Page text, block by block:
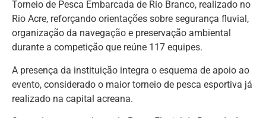
Torneio de Pesca Embarcada de Rio Branco, realizado no
Rio Acre, reforçando orientações sobre segurança fluvial,
organização da navegação e preservação ambiental
durante a competição que reúne 117 equipes.
A presença da instituição integra o esquema de apoio ao
evento, considerado o maior torneio de pesca esportiva já
realizado na capital acreana.